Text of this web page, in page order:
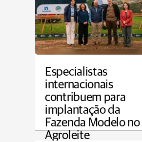
Especialistas
internacionais
contribuem para
implantação da
Fazenda Modelo no
Agroleite